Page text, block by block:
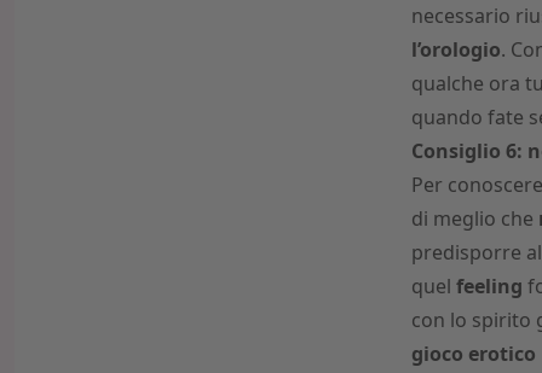
necessario
l’orologio.
qualche ora
quando fate
Consiglio 6:
Per
di meglio che
predisporre
quel feeling
con lo spirito
gioco